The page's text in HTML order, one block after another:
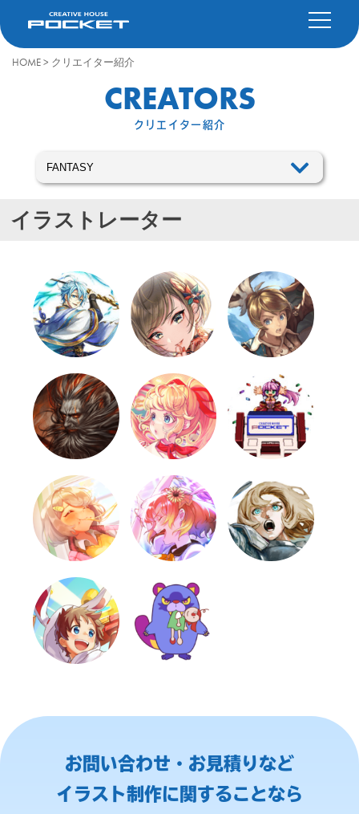
HOME> クリエイター紹介
CREATORS
クリエイター紹介
イラストレーター
お問い合わせ・お見積りなど
イラスト制作に関することなら